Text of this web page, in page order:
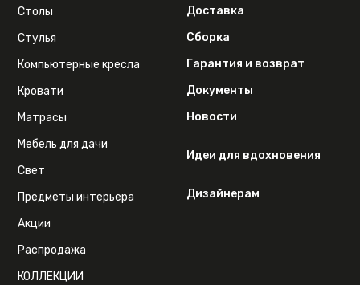
Столы
Стулья
Компьютерные кресла
Кровати
Матрасы
Мебель для дачи
Свет
Предметы интерьера
Акции
Распродажа
КОЛЛЕКЦИИ
Доставка
Сборка
Гарантия и возврат
Документы
Новости
Идеи для вдохновения
Дизайнерам